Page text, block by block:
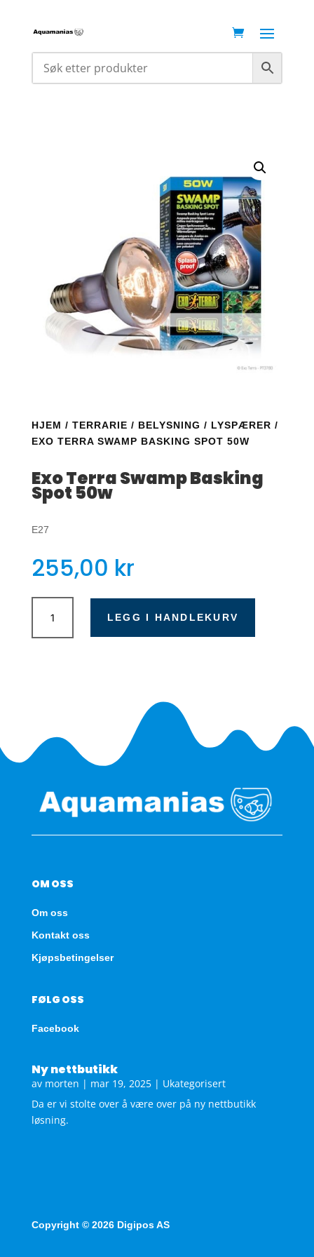
HJEM / TERRARIE / BELYSNING / LYSPÆRER /
EXO TERRA SWAMP BASKING SPOT 50W
Exo Terra Swamp Basking
Spot 50w
E27
255,00 kr
Exo
Terra
Swamp
LEGG I HANDLEKURV
OM OSS
Om oss
Kontakt oss
Kjøpsbetingelser
FØLG OSS
Facebook
Ny nettbutikk
av morten | mar 19, 2025| Ukategorisert
Da er vi stolte over å være over på ny nettbutikk
løsning.
Copyright © 2026 Digipos AS